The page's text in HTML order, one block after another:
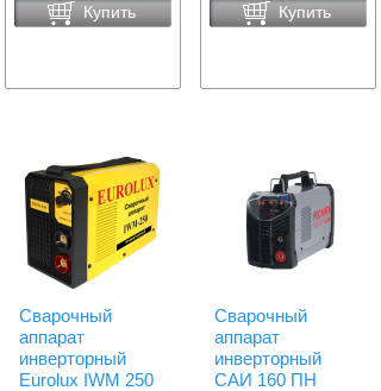
Купить Купить
Сварочный
аппарат
инверторный
Eurolux IWM 250
Сварочный
аппарат
инверторный
САИ 160 ПН